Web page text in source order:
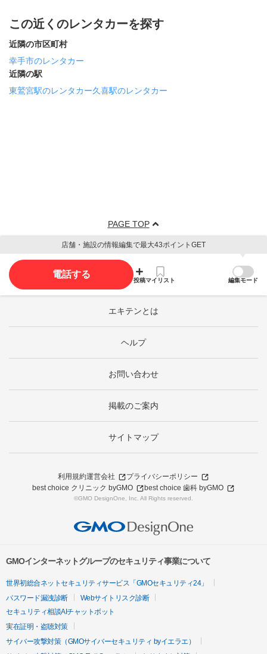
この近くのレンタカーを探す
近隣の市区町村
幸手市のレンタカー
近隣の駅
東鷲宮駅のレンタカー久喜駅のレンタカー
PAGE TOP
店舗・施設の情報編集で最大43ポイントGET
電話する
投稿マイリスト 編集モード
エキテンとは
ヘルプ
お問い合わせ
掲載のご案内
サイトマップ
利用規約運営会社
プライバシーポリシー
best choice クリニック byGMO
best choice 歯科 byGMO
©GMO DesignOne, Inc. All Rights reserved.
GMOインターネットグループのセキュリティ事業について
世界初総合ネットセキュリティサービス「GMOセキュリティ24」
パスワード漏洩診断
Webサイトリスク診断
セキュリティ相談AIチャットボット
実在証明・盗聴対策
サイバー攻撃対策（GMOサイバーセキュリティ byイエラエ）